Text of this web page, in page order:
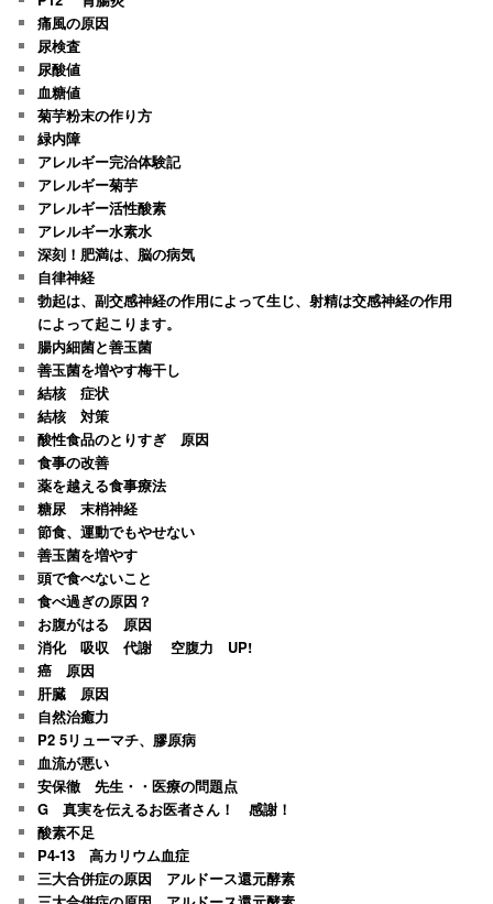
痛風の原因
尿検査
尿酸値
血糖値
菊芋粉末の作り方
緑内障
アレルギー完治体験記
アレルギー菊芋
アレルギー活性酸素
アレルギー水素水
深刻！肥満は、脳の病気
自律神経
勃起は、副交感神経の作用によって生じ、射精は交感神経の作用
によって起こります。
腸内細菌と善玉菌
善玉菌を増やす梅干し
結核 症状
結核 対策
酸性食品のとりすぎ 原因
食事の改善
薬を越える食事療法
糖尿 末梢神経
節食、運動でもやせない
善玉菌を増やす
頭で食べないこと
食べ過ぎの原因？
お腹がはる 原因
消化 吸収 代謝 空腹力 UP!
癌 原因
肝臓 原因
自然治癒力
P2 5リューマチ、膠原病
血流が悪い
安保徹 先生・・医療の問題点
G 真実を伝えるお医者さん！ 感謝！
酸素不足
P4-13 高カリウム血症
三大合併症の原因 アルドース還元酵素